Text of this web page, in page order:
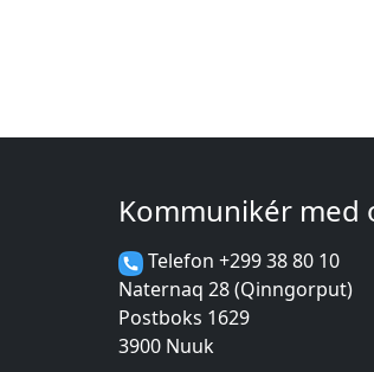
Kommunikér med
Telefon +299 38 80 10
Naternaq 28 (Qinngorput)
Postboks 1629
3900 Nuuk